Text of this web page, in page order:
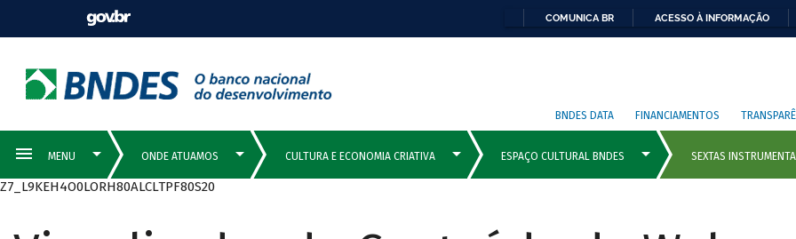
COMUNICA BR ACESSO À INFORMAÇÃO
BNDES DATA FINANCIAMENTOS
Z7_L9KEH4O0LORH80ALCLTPF80S20